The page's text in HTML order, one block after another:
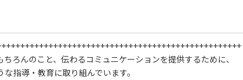
ろんのこと、伝わるコミュニケーションを提供するために、
指導・教育に取り組んでいます。